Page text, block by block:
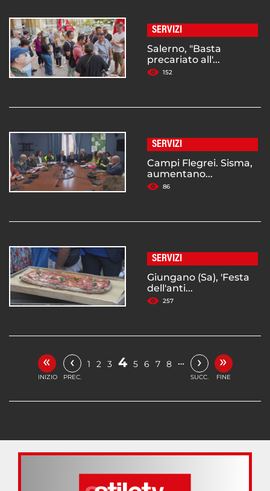
SERVIZI
Salerno, "Basta
precariato all'...
152
SERVIZI
Campi Flegrei. Sisma,
aumentano...
86
SERVIZI
Giungano (Sa), 'Festa
dell'anti...
257
«
INIZIO
‹
PREC.
1 2 3 4 5 6 7 8 … ›
SUCC.
»
FINE